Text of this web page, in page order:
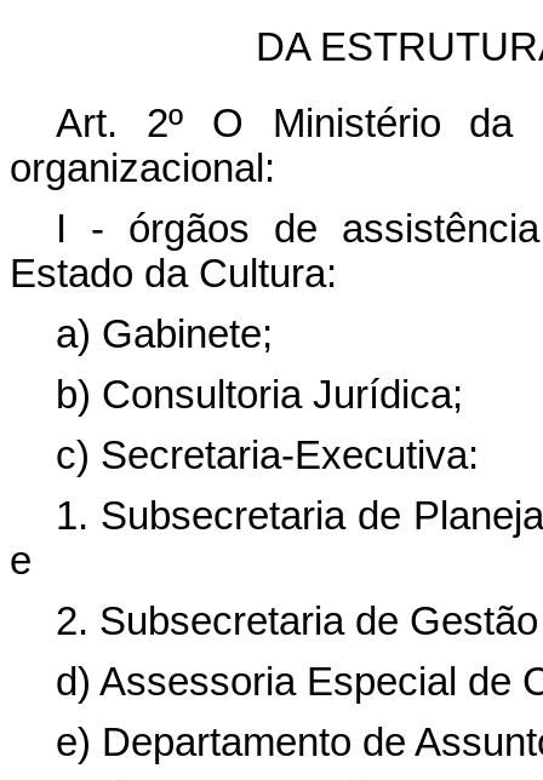
DA
Art. 2º O Ministério da
organizacional:
I - órgãos de
Estado da Cultura:
a) Gabinete;
b) Consultoria Jurídica;
c) Secretaria-Executiva:
1. Subsecretaria de
e
2. Subsecretaria de
d) Assessoria Especial de
e) Departamento de